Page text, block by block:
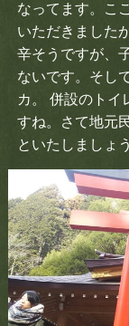
日本語
Thai
tel.
なってます。こ
いただきました
辛そうですが、
ないです。そし
カ。 併設のトイ
すね。さて地元
といたしましょ